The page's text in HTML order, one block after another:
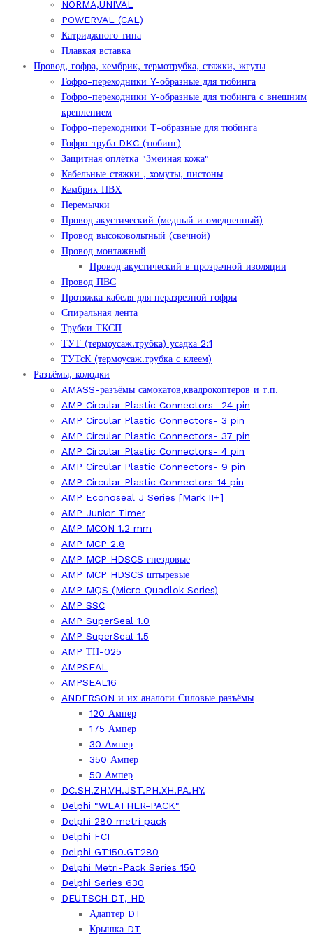
NORMA,UNIVAL
POWERVAL (CAL)
Катриджного типа
Плавкая вставка
Провод, гофра, кембрик, термотрубка, стяжки, жгуты
Гофро-переходники Y-образные для тюбинга
Гофро-переходники Y-образные для тюбинга с внешним
креплением
Гофро-переходники Т-образные для тюбинга
Гофро-труба DKC (тюбинг)
Защитная оплётка "Змеиная кожа"
Кабельные стяжки , хомуты, пистоны
Кембрик ПВХ
Перемычки
Провод акустический (медный и омедненный)
Провод высоковольтный (свечной)
Провод монтажный
Провод акустический в прозрачной изоляции
Провод ПВС
Протяжка кабеля для неразрезной гофры
Спиральная лента
Трубки ТКСП
ТУТ (термоусаж.трубка) усадка 2:1
ТУТсК (термоусаж.трубка с клеем)
Разъёмы, колодки
AMASS-разъёмы самокатов,квадрокоптеров и т.п.
AMP Circular Plastic Connectors- 24 pin
AMP Circular Plastic Connectors- 3 pin
AMP Circular Plastic Connectors- 37 pin
AMP Circular Plastic Connectors- 4 pin
AMP Circular Plastic Connectors- 9 pin
AMP Circular Plastic Connectors-14 pin
AMP Econoseal J Series [Mark II+]
AMP Junior Timer
AMP MCON 1.2 mm
AMP MCP 2.8
AMP MCP HDSCS гнездовые
AMP MCP HDSCS штыревые
AMP MQS (Micro Quadlok Series)
AMP SSC
AMP SuperSeal 1.0
AMP SuperSeal 1.5
AMP ТН-025
AMPSEAL
AMPSEAL16
ANDERSON и их аналоги Силовые разъёмы
120 Ампер
175 Ампер
30 Ампер
350 Ампер
50 Ампер
DC.SH.ZH.VH.JST.PH.XH.PA.HY.
Delphi "WEATHER-PACK"
Delphi 280 metri pack
Delphi FCI
Delphi GT150.GT280
Delphi Metri-Pack Series 150
Delphi Series 630
DEUTSCH DT, HD
Адаптер DT
Крышка DT